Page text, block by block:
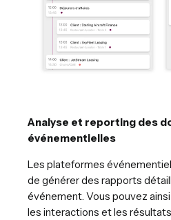
Analyse et reporting des
événementielles
Les plateformes
de générer des rapports
événement. Vous pouvez
les interactions et les